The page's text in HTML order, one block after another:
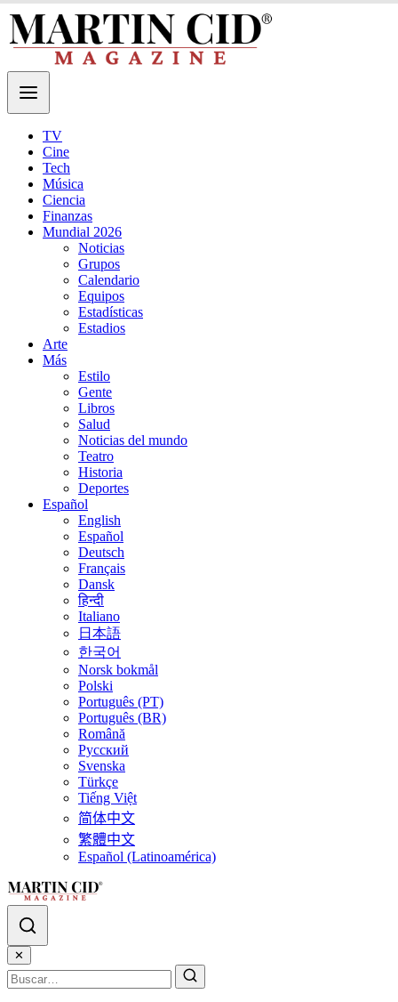
TV
Cine
Tech
Música
Ciencia
Finanzas
Mundial 2026
Noticias
Grupos
Calendario
Equipos
Estadísticas
Estadios
Arte
Más
Estilo
Gente
Libros
Salud
Noticias del mundo
Teatro
Historia
Deportes
Español
English
Español
Deutsch
Français
Dansk
हिन्दी
Italiano
日本語
한국어
Norsk bokmål
Polski
Português (PT)
Português (BR)
Română
Русский
Svenska
Türkçe
Tiếng Việt
简体中文
繁體中文
Español (Latinoamérica)
✕